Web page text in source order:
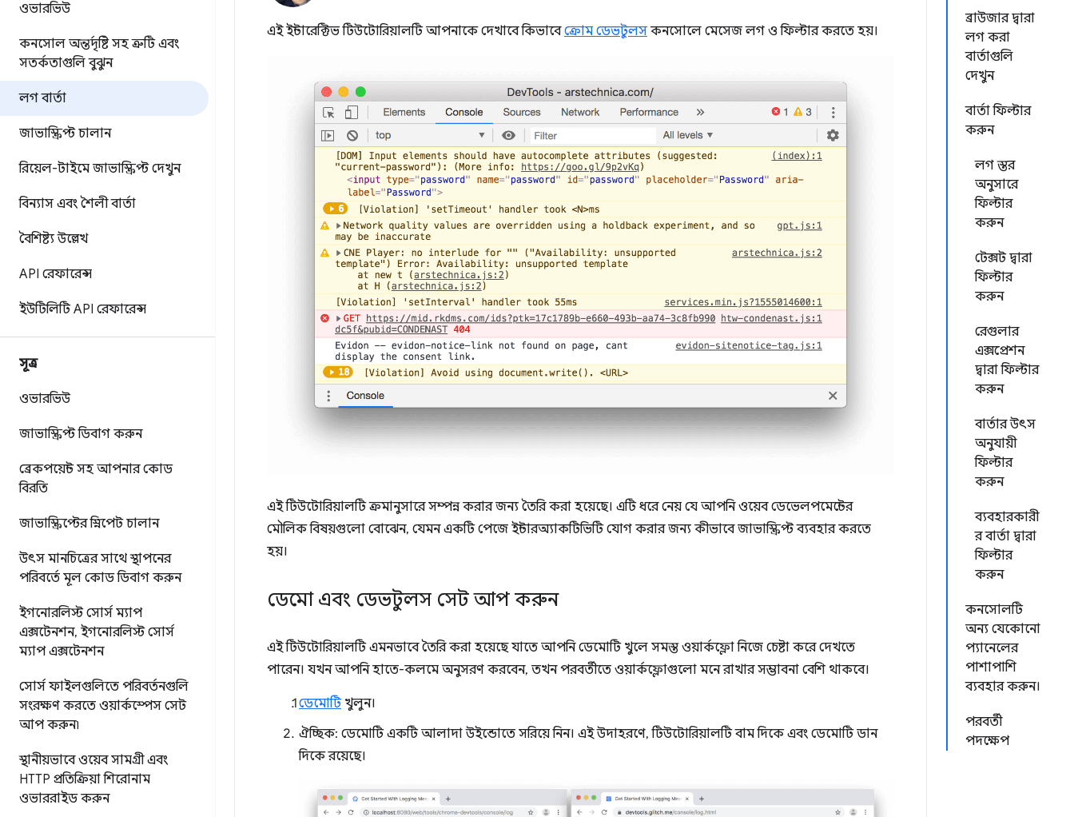
ওভারভিউ
কনসোল অন্তর্দৃষ্টি সহ ত্রুটি এবং
সতর্কতাগুলি বুঝুন
লগ বার্তা
জাভাস্ক্রিপ্ট চালান
রিয়েল-টাইমে জাভাস্ক্রিপ্ট দেখুন
বিন্যাস এবং শৈলী বার্তা
বৈশিষ্ট্য উল্লেখ
API রেফারেন্স
ইউটিলিটি API রেফারেন্স
সূত্র
ওভারভিউ
জাভাস্ক্রিপ্ট ডিবাগ করুন
ব্রেকপয়েন্ট সহ আপনার কোড
বিরতি
জাভাস্ক্রিপ্টের স্নিপেট চালান
উৎস মানচিত্রের সাথে স্থাপনের
পরিবর্তে মূল কোড ডিবাগ করুন
ইগনোরলিস্ট সোর্স ম্যাপ
এক্সটেনশন, ইগনোরলিস্ট সোর্স
ম্যাপ এক্সটেনশন
সোর্স ফাইলগুলিতে পরিবর্তনগুলি
সংরক্ষণ করতে ওয়ার্কস্পেস সেট
আপ করুন৷
স্থানীয়ভাবে ওয়েব সামগ্রী এবং
HTTP প্রতিক্রিয়া শিরোনাম
ওভাররাইড করুন
ব্রাউজার দ্বারা
লগ করা
বার্তাগুলি
দেখুন
বার্তা ফিল্টার
করুন
লগ স্তর
অনুসারে
ফিল্টার
করুন
টেক্সট দ্বারা
ফিল্টার
করুন
রেগুলার
এক্সপ্রেশন
দ্বারা ফিল্টার
করুন
বার্তার উৎস
অনুযায়ী
ফিল্টার
করুন
ব্যবহারকারী
র বার্তা দ্বারা
ফিল্টার
করুন
কনসোলটি
অন্য যেকোনো
প্যানেলের
পাশাপাশি
ব্যবহার করুন।
পরবর্তী
পদক্ষেপ
এই ইন্টারেক্টিভ টিউটোরিয়ালটি আপনাকে দেখাবে কিভাবেক্রোম ডেভটুলস কনসোলে মেসেজ লগ ও ফিল্টার করতে হয়।
এই টিউটোরিয়ালটি ক্রমানুসারে সম্পন্ন করার জন্য তৈরি করা হয়েছে। এটি ধরে নেয় যে আপনি ওয়েব ডেভেলপমেন্টের
মৌলিক বিষয়গুলো বোঝেন, যেমন একটি পেজে ইন্টারঅ্যাকটিভিটি যোগ করার জন্য কীভাবে জাভাস্ক্রিপ্ট ব্যবহার করতে
হয়।
ডেমো এবং ডেভটুলস সেট আপ করুন
এই টিউটোরিয়ালটি এমনভাবে তৈরি করা হয়েছে যাতে আপনি ডেমোটি খুলে সমস্ত ওয়ার্কফ্লো নিজে চেষ্টা করে দেখতে
পারেন। যখন আপনি হাতে-কলমে অনুসরণ করবেন, তখন পরবর্তীতে ওয়ার্কফ্লোগুলো মনে রাখার সম্ভাবনা বেশি থাকবে।
ডেমোটিখুলুন।
ঐচ্ছিক: ডেমোটি একটি আলাদা উইন্ডোতে সরিয়ে নিন। এই উদাহরণে, টিউটোরিয়ালটি বাম দিকে এবং ডেমোটি ডান
দিকে রয়েছে।